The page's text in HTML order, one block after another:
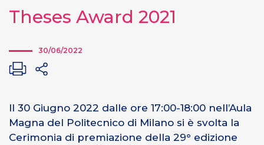
Theses Award 2021
30/06/2022
Il 30 Giugno 2022 dalle ore 17:00-18:00 nell’Aula
Magna del Politecnico di Milano si è svolta la
Cerimonia di premiazione della 29° edizione